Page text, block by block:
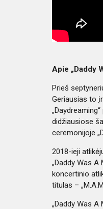
Apie „Daddy
Prieš
Geriausias to
didžiausiose
ceremonijoje
2018-ieji
„Daddy Was A
koncertinio
titulas –
„Daddy Was